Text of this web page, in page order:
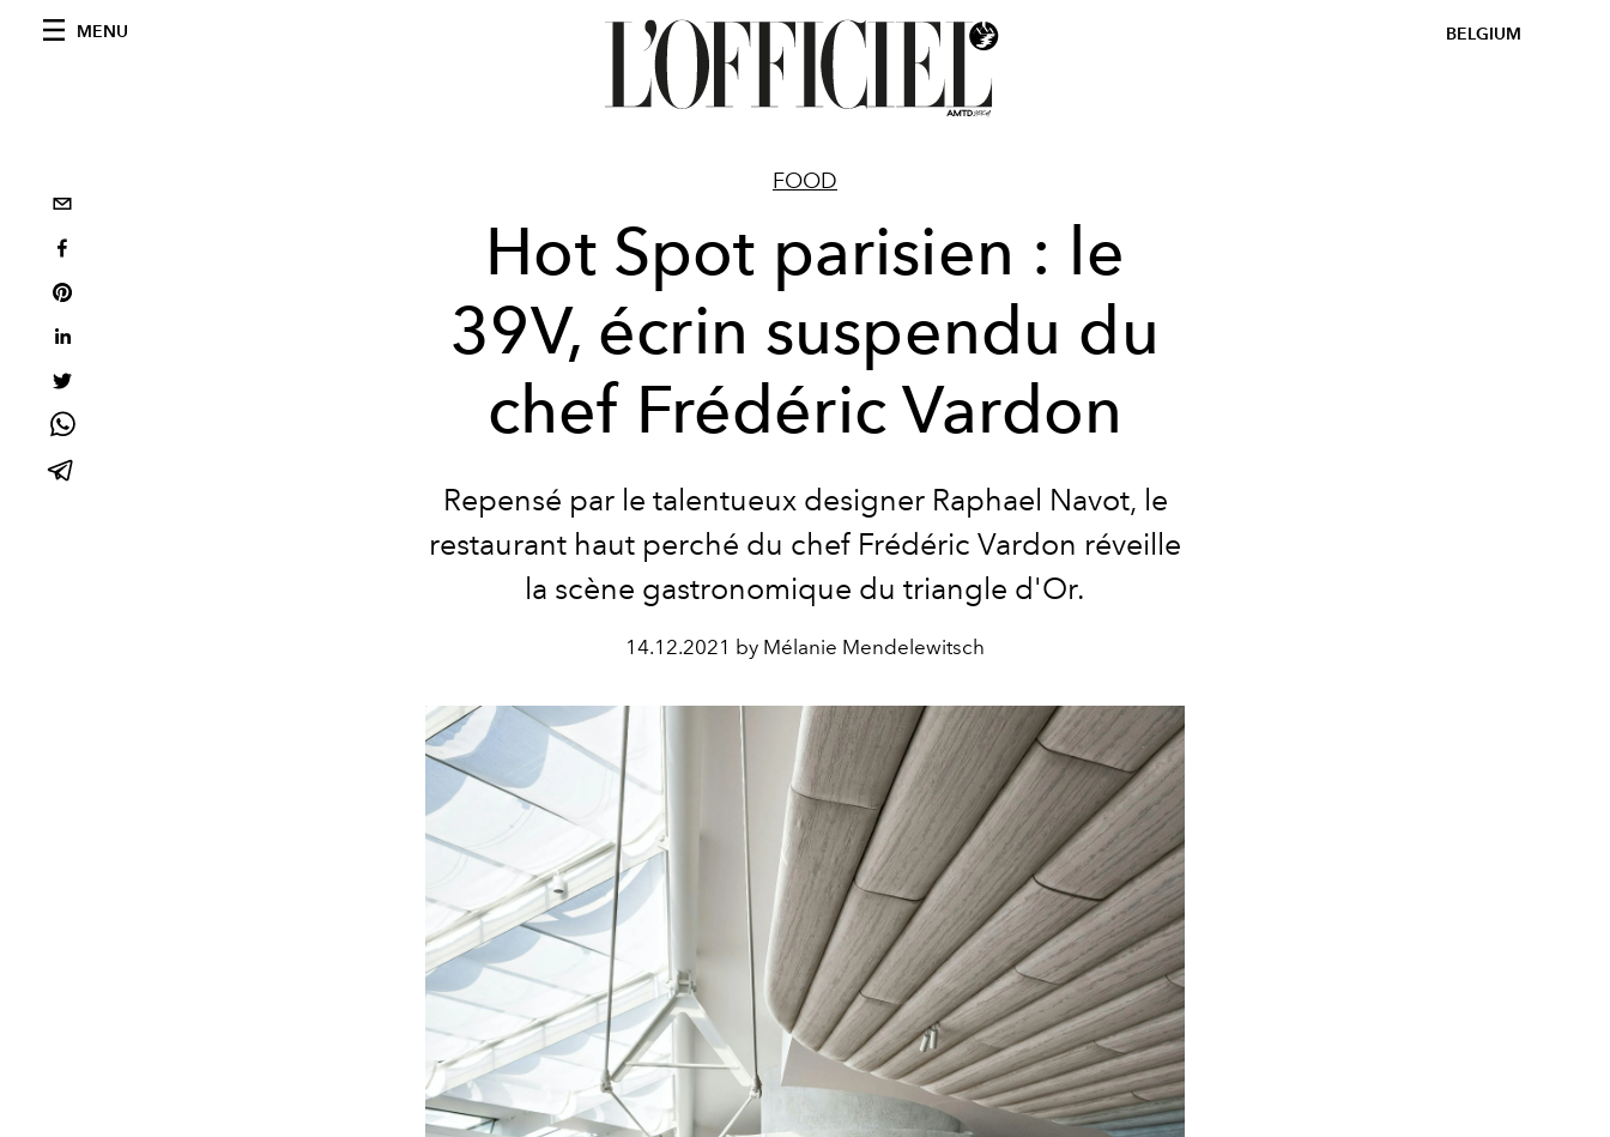
MENU BELGIUM
FOOD
Hot Spot parisien : le
39V, écrin suspendu du
chef Frédéric Vardon
Repensé par le talentueux designer Raphael Navot, le
restaurant haut perché du chef Frédéric Vardon réveille
la scène gastronomique du triangle d'Or.
14.12.2021 by Mélanie Mendelewitsch